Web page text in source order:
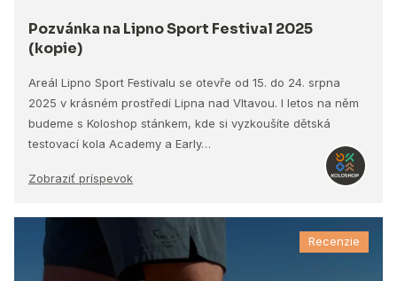
Pozvánka na Lipno Sport Festival 2025
(kopie)
Areál Lipno Sport Festivalu se otevře od 15. do 24. srpna
2025 v krásném prostředí Lipna nad Vltavou. I letos na něm
budeme s Koloshop stánkem, kde si vyzkoušíte dětská
testovací kola Academy a Early…
Zobraziť príspevok
Recenzie